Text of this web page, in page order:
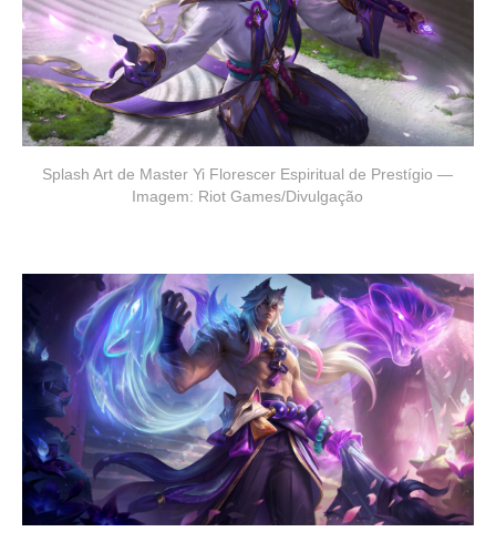
Splash Art de Master Yi Florescer Espiritual de Prestígio —
Imagem: Riot Games/Divulgação